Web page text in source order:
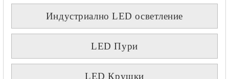
Индустриално LED осветление
LED Пури
LED Крушки